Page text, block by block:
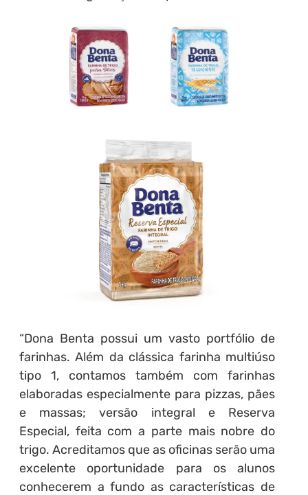
“Dona Benta possui um vasto portfólio de
farinhas. Além da clássica farinha multiúso
tipo 1, contamos também com farinhas
elaboradas especialmente para pizzas, pães
e massas; versão integral e Reserva
Especial, feita com a parte mais nobre do
trigo. Acreditamos que as oficinas serão uma
excelente oportunidade para os alunos
conhecerem a fundo as características de